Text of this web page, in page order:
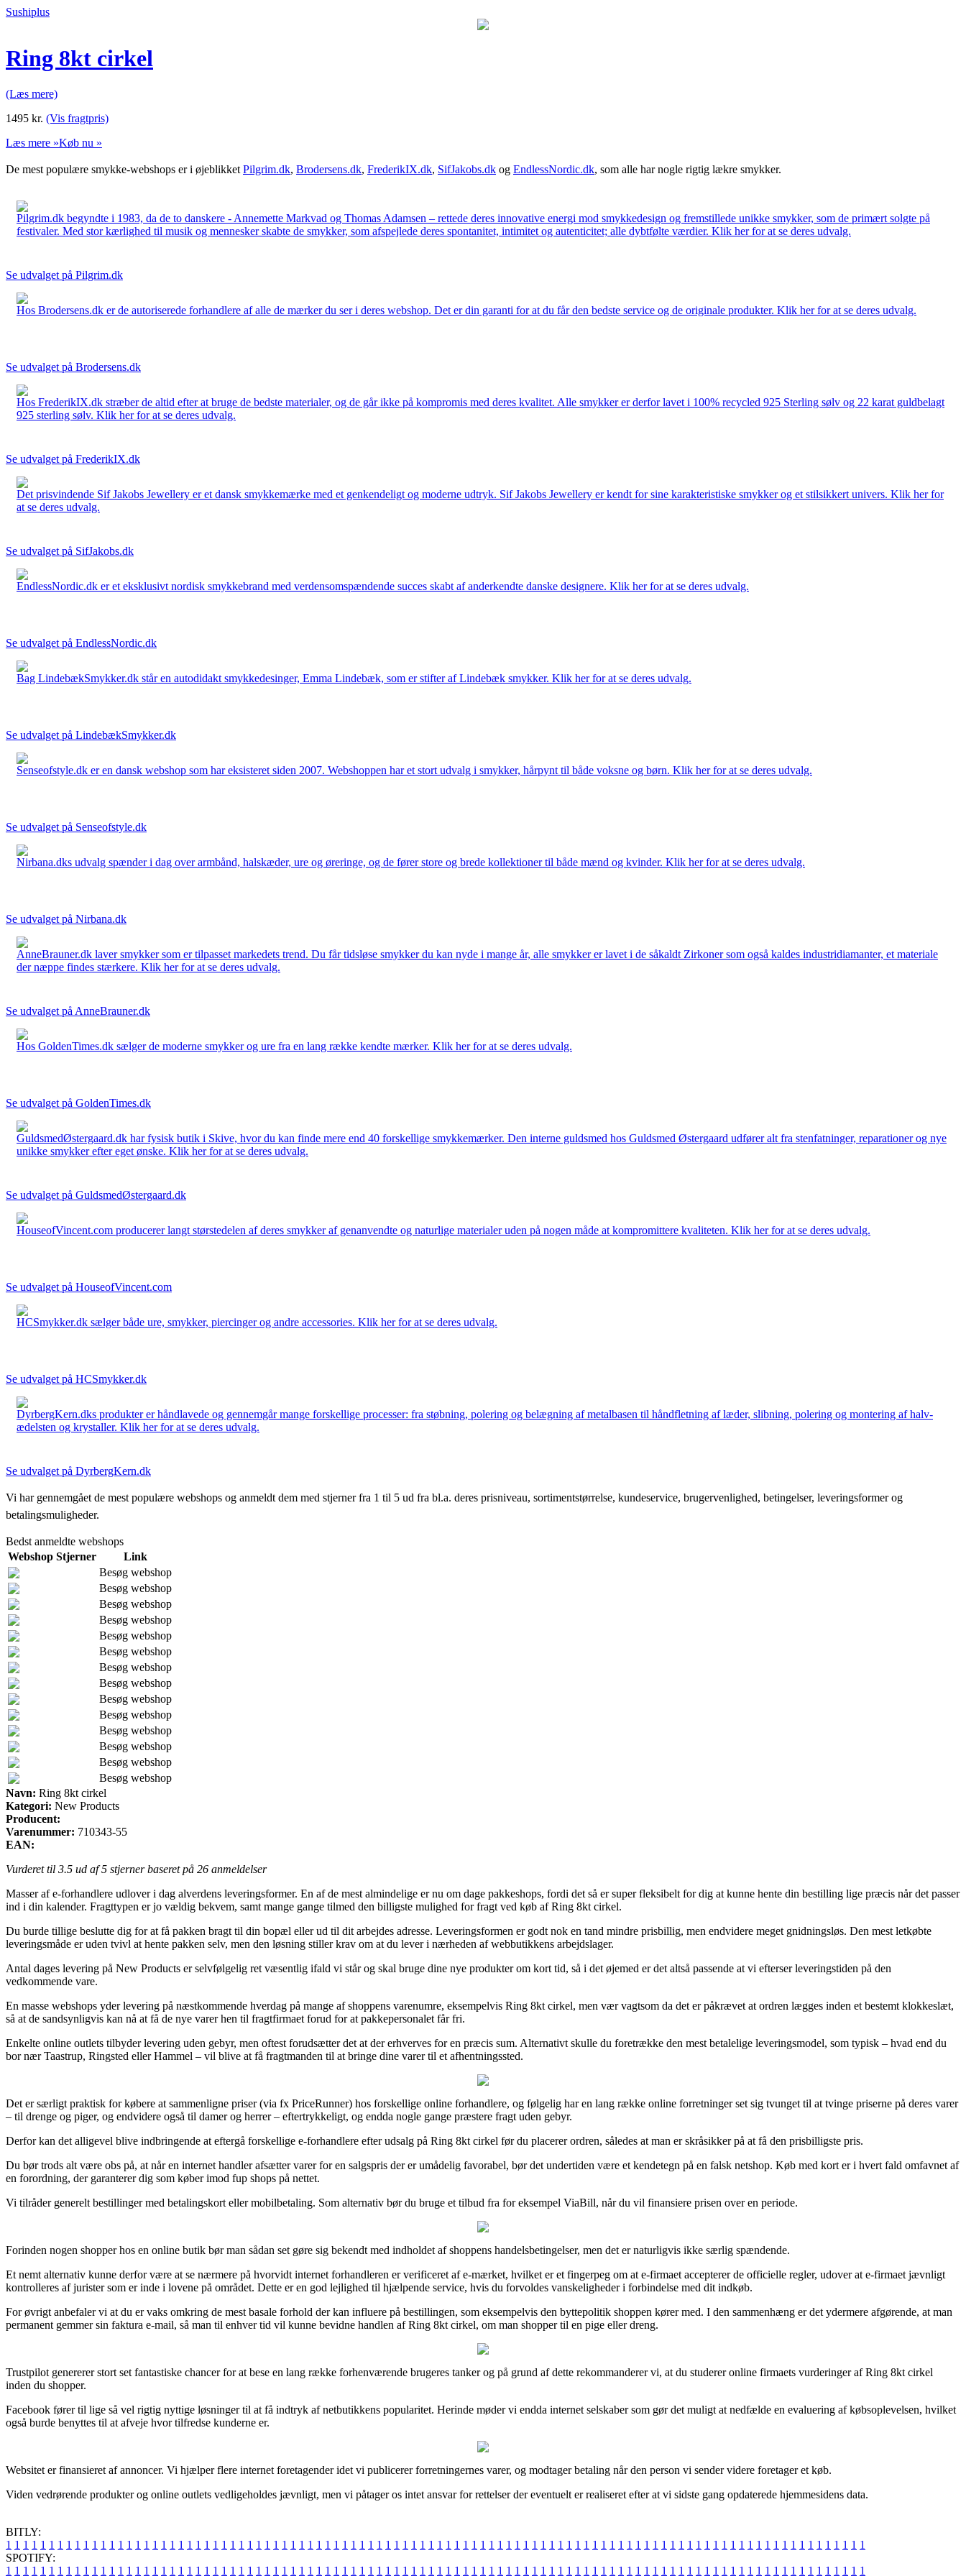
Sushiplus
Ring 8kt cirkel
(Læs mere)
1495 kr. (Vis fragtpris)
Læs mere »Køb nu »
De mest populære smykke-webshops er i øjeblikket Pilgrim.dk, Brodersens.dk, FrederikIX.dk, SifJakobs.dk og EndlessNordic.dk, som alle har nogle rigtig lækre smykker.
Pilgrim.dk begyndte i 1983, da de to danskere - Annemette Markvad og Thomas Adamsen – rettede deres innovative energi mod smykkedesign og fremstillede unikke smykker, som de primært solgte på
festivaler. Med stor kærlighed til musik og mennesker skabte de smykker, som afspejlede deres spontanitet, intimitet og autenticitet; alle dybtfølte værdier. Klik her for at se deres udvalg.
Se udvalget på Pilgrim.dk
Hos Brodersens.dk er de autoriserede forhandlere af alle de mærker du ser i deres webshop. Det er din garanti for at du får den bedste service og de originale produkter. Klik her for at se deres udvalg.
Se udvalget på Brodersens.dk
Hos FrederikIX.dk stræber de altid efter at bruge de bedste materialer, og de går ikke på kompromis med deres kvalitet. Alle smykker er derfor lavet i 100% recycled 925 Sterling sølv og 22 karat guldbelagt
925 sterling sølv. Klik her for at se deres udvalg.
Se udvalget på FrederikIX.dk
Det prisvindende Sif Jakobs Jewellery er et dansk smykkemærke med et genkendeligt og moderne udtryk. Sif Jakobs Jewellery er kendt for sine karakteristiske smykker og et stilsikkert univers. Klik her for
at se deres udvalg.
Se udvalget på SifJakobs.dk
EndlessNordic.dk er et eksklusivt nordisk smykkebrand med verdensomspændende succes skabt af anderkendte danske designere. Klik her for at se deres udvalg.
Se udvalget på EndlessNordic.dk
Bag LindebækSmykker.dk står en autodidakt smykkedesinger, Emma Lindebæk, som er stifter af Lindebæk smykker. Klik her for at se deres udvalg.
Se udvalget på LindebækSmykker.dk
Senseofstyle.dk er en dansk webshop som har eksisteret siden 2007. Webshoppen har et stort udvalg i smykker, hårpynt til både voksne og børn. Klik her for at se deres udvalg.
Se udvalget på Senseofstyle.dk
Nirbana.dks udvalg spænder i dag over armbånd, halskæder, ure og øreringe, og de fører store og brede kollektioner til både mænd og kvinder. Klik her for at se deres udvalg.
Se udvalget på Nirbana.dk
AnneBrauner.dk laver smykker som er tilpasset markedets trend. Du får tidsløse smykker du kan nyde i mange år, alle smykker er lavet i de såkaldt Zirkoner som også kaldes industridiamanter, et materiale
der næppe findes stærkere. Klik her for at se deres udvalg.
Se udvalget på AnneBrauner.dk
Hos GoldenTimes.dk sælger de moderne smykker og ure fra en lang række kendte mærker. Klik her for at se deres udvalg.
Se udvalget på GoldenTimes.dk
GuldsmedØstergaard.dk har fysisk butik i Skive, hvor du kan finde mere end 40 forskellige smykkemærker. Den interne guldsmed hos Guldsmed Østergaard udfører alt fra stenfatninger, reparationer og nye
unikke smykker efter eget ønske. Klik her for at se deres udvalg.
Se udvalget på GuldsmedØstergaard.dk
HouseofVincent.com producerer langt størstedelen af deres smykker af genanvendte og naturlige materialer uden på nogen måde at kompromittere kvaliteten. Klik her for at se deres udvalg.
Se udvalget på HouseofVincent.com
HCSmykker.dk sælger både ure, smykker, piercinger og andre accessories. Klik her for at se deres udvalg.
Se udvalget på HCSmykker.dk
DyrbergKern.dks produkter er håndlavede og gennemgår mange forskellige processer: fra støbning, polering og belægning af metalbasen til håndfletning af læder, slibning, polering og montering af halv-
ædelsten og krystaller. Klik her for at se deres udvalg.
Se udvalget på DyrbergKern.dk
Vi har gennemgået de mest populære webshops og anmeldt dem med stjerner fra 1 til 5 ud fra bl.a. deres prisniveau, sortimentstørrelse, kundeservice, brugervenlighed, betingelser, leveringsformer og
betalingsmuligheder.
Bedst anmeldte webshops
Webshop Stjerner
Link
Besøg webshop
Besøg webshop
Besøg webshop
Besøg webshop
Besøg webshop
Besøg webshop
Besøg webshop
Besøg webshop
Besøg webshop
Besøg webshop
Besøg webshop
Besøg webshop
Besøg webshop
Besøg webshop
Navn: Ring 8kt cirkel
Kategori: New Products
Producent:
Varenummer: 710343-55
EAN:
Vurderet til 3.5 ud af 5 stjerner baseret på 26 anmeldelser
Masser af e-forhandlere udlover i dag alverdens leveringsformer. En af de mest almindelige er nu om dage pakkeshops, fordi det så er super fleksibelt for dig at kunne hente din bestilling lige præcis når det passer
ind i din kalender. Fragttypen er jo vældig bekvem, samt mange gange tilmed den billigste mulighed for fragt ved køb af Ring 8kt cirkel.
Du burde tillige beslutte dig for at få pakken bragt til din bopæl eller ud til dit arbejdes adresse. Leveringsformen er godt nok en tand mindre prisbillig, men endvidere meget gnidningsløs. Den mest letkøbte
leveringsmåde er uden tvivl at hente pakken selv, men den løsning stiller krav om at du lever i nærheden af webbutikkens arbejdslager.
Antal dages levering på New Products er selvfølgelig ret væsentlig ifald vi står og skal bruge dine nye produkter om kort tid, så i det øjemed er det altså passende at vi efterser leveringstiden på den
vedkommende vare.
En masse webshops yder levering på næstkommende hverdag på mange af shoppens varenumre, eksempelvis Ring 8kt cirkel, men vær vagtsom da det er påkrævet at ordren lægges inden et bestemt klokkeslæt,
så at de sandsynligvis kan nå at få de nye varer hen til fragtfirmaet forud for at pakkepersonalet får fri.
Enkelte online outlets tilbyder levering uden gebyr, men oftest forudsætter det at der erhverves for en præcis sum. Alternativt skulle du foretrække den mest betalelige leveringsmodel, som typisk – hvad end du
bor nær Taastrup, Ringsted eller Hammel – vil blive at få fragtmanden til at bringe dine varer til et afhentningssted.
Det er særligt praktisk for købere at sammenligne priser (via fx PriceRunner) hos forskellige online forhandlere, og følgelig har en lang række online forretninger set sig tvunget til at tvinge priserne på deres varer
– til drenge og piger, og endvidere også til damer og herrer – eftertrykkeligt, og endda nogle gange præstere fragt uden gebyr.
Derfor kan det alligevel blive indbringende at eftergå forskellige e-forhandlere efter udsalg på Ring 8kt cirkel før du placerer ordren, således at man er skråsikker på at få den prisbilligste pris.
Du bør trods alt være obs på, at når en internet handler afsætter varer for en salgspris der er umådelig favorabel, bør det undertiden være et kendetegn på en falsk netshop. Køb med kort er i hvert fald omfavnet af
en forordning, der garanterer dig som køber imod fup shops på nettet.
Vi tilråder generelt bestillinger med betalingskort eller mobilbetaling. Som alternativ bør du bruge et tilbud fra for eksempel ViaBill, når du vil finansiere prisen over en periode.
Forinden nogen shopper hos en online butik bør man sådan set gøre sig bekendt med indholdet af shoppens handelsbetingelser, men det er naturligvis ikke særlig spændende.
Et nemt alternativ kunne derfor være at se nærmere på hvorvidt internet forhandleren er verificeret af e-mærket, hvilket er et fingerpeg om at e-firmaet accepterer de officielle regler, udover at e-firmaet jævnligt
kontrolleres af jurister som er inde i lovene på området. Dette er en god lejlighed til hjælpende service, hvis du forvoldes vanskeligheder i forbindelse med dit indkøb.
For øvrigt anbefaler vi at du er vaks omkring de mest basale forhold der kan influere på bestillingen, som eksempelvis den byttepolitik shoppen kører med. I den sammenhæng er det ydermere afgørende, at man
permanent gemmer sin faktura e-mail, så man til enhver tid vil kunne bevidne handlen af Ring 8kt cirkel, om man shopper til en pige eller dreng.
Trustpilot genererer stort set fantastiske chancer for at bese en lang række forhenværende brugeres tanker og på grund af dette rekommanderer vi, at du studerer online firmaets vurderinger af Ring 8kt cirkel
inden du shopper.
Facebook fører til lige så vel rigtig nyttige løsninger til at få indtryk af netbutikkens popularitet. Herinde møder vi endda internet selskaber som gør det muligt at nedfælde en evaluering af købsoplevelsen, hvilket
også burde benyttes til at afveje hvor tilfredse kunderne er.
Websitet er finansieret af annoncer. Vi hjælper flere internet foretagender idet vi publicerer forretningernes varer, og modtager betaling når den person vi sender videre foretager et køb.
Viden vedrørende produkter og online outlets vedligeholdes jævnligt, men vi påtager os intet ansvar for rettelser der eventuelt er realiseret efter at vi sidste gang opdaterede hjemmesidens data.
BITLY:
1 1 1 1 1 1 1 1 1 1 1 1 1 1 1 1 1 1 1 1 1 1 1 1 1 1 1 1 1 1 1 1 1 1 1 1 1 1 1 1 1 1 1 1 1 1 1 1 1 1 1 1 1 1 1 1 1 1 1 1 1 1 1 1 1 1 1 1 1 1 1 1 1 1 1 1 1 1 1 1 1 1 1 1 1 1 1 1 1 1 1 1 1 1 1 1 1 1 1 1
SPOTIFY:
1 1 1 1 1 1 1 1 1 1 1 1 1 1 1 1 1 1 1 1 1 1 1 1 1 1 1 1 1 1 1 1 1 1 1 1 1 1 1 1 1 1 1 1 1 1 1 1 1 1 1 1 1 1 1 1 1 1 1 1 1 1 1 1 1 1 1 1 1 1 1 1 1 1 1 1 1 1 1 1 1 1 1 1 1 1 1 1 1 1 1 1 1 1 1 1 1 1 1 1